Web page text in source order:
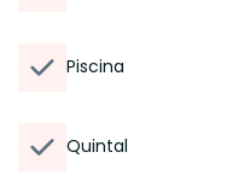
Piscina
Quintal